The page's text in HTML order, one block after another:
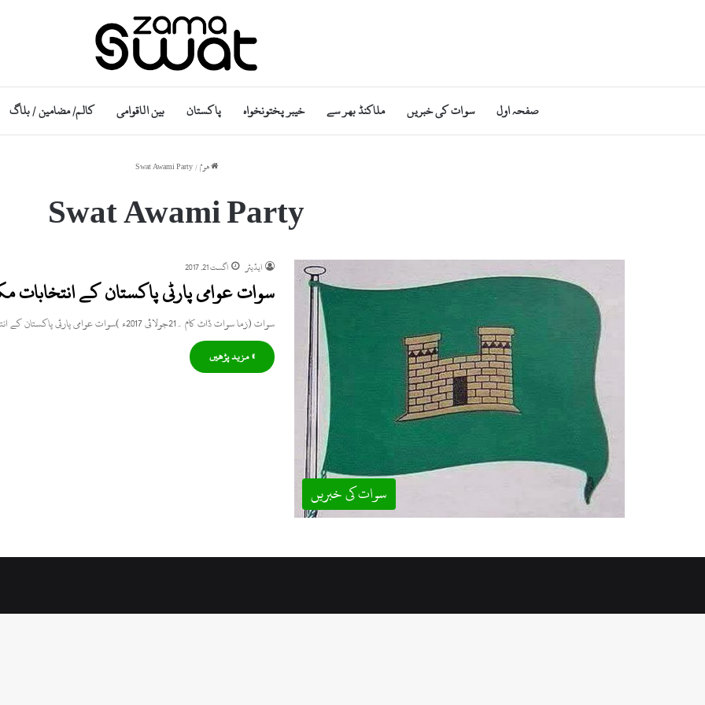
صفحہ اول سوات کی خبریں ملاکنڈ بھر سے خیبر پختونخواہ پاکستان بین الاقوامی کالم/ مضامین / بلاگ
ھوم /
Swat Awami Party
Swat Awami Party
سوات کی خبریں
ایڈیٹر اگست 21, 2017
سوات عوامی پارٹی پاکستان کے انتخابات
سوات (زما سوات ڈاٹ کام ۔21جولائی 2017ء )سوات عوامی پارٹی پاکستان کے انتخابات مکمل، ڈاکٹر محمد اقبال چیئرمین ، شاہ…
» مزید پڑھیں